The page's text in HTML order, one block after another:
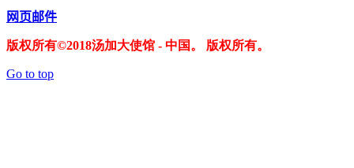
网页邮件
版权所有©2018汤加大使馆 - 中国。 版权所有。
Go to top